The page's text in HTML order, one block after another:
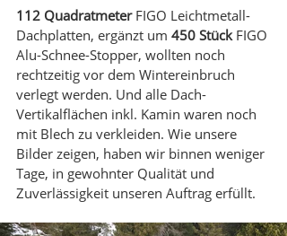
112 Quadratmeter FIGO Leichtmetall-
Dachplatten, ergänzt um 450 Stück FIGO
Alu-Schnee-Stopper, wollten noch
rechtzeitig vor dem Wintereinbruch
verlegt werden. Und alle Dach-
Vertikalflächen inkl. Kamin waren noch
mit Blech zu verkleiden. Wie unsere
Bilder zeigen, haben wir binnen weniger
Tage, in gewohnter Qualität und
Zuverlässigkeit unseren Auftrag erfüllt.